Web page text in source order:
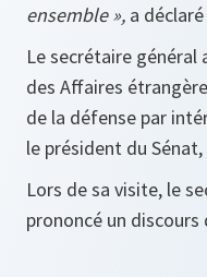
ensemble », a
Le secrétaire
des Affaires
de la défense par
le président du
Lors de sa visite, le
prononcé un